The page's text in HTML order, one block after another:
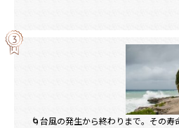
🌀台風の発生から終わりまで。その寿